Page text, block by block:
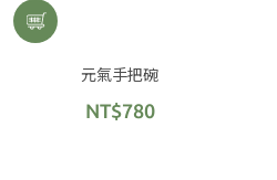
元氣手把碗
NT$780